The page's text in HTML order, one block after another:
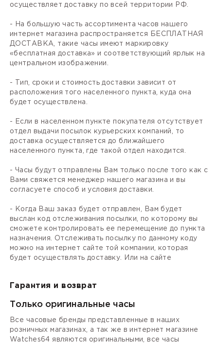
осуществляет доставку по всей территории РФ.
- На большую часть ассортимента часов нашего
интернет магазина распространяется БЕСПЛАТНАЯ
ДОСТАВКА, такие часы имеют маркировку
«бесплатная доставка» и соответствующий ярлык на
центральном изображении.
- Тип, сроки и стоимость доставки зависит от
расположения того населенного пункта, куда она
будет осуществлена.
- Если в населенном пункте покупателя отсутствует
отдел выдачи посылок курьерских компаний, то
доставка осуществляется до ближайшего
населенного пункта, где такой отдел находится.
- Часы будут отправлены Вам только после того как с
Вами свяжется менеджер нашего магазина и вы
согласуете способ и условия доставки.
- Когда Ваш заказ будет отправлен, Вам будет
выслан код отслеживания посылки, по которому вы
сможете контролировать ее перемещение до пункта
назначения. Отслеживать посылку по данному коду
можно на интернет сайте той компании, которая
будет осуществлять доставку. Или на сайте
Гарантия и возврат
Только оригинальные часы
Все часовые бренды представленные в наших
розничных магазинах, а так же в интернет магазине
Watches64 являются оригинальными, все часы